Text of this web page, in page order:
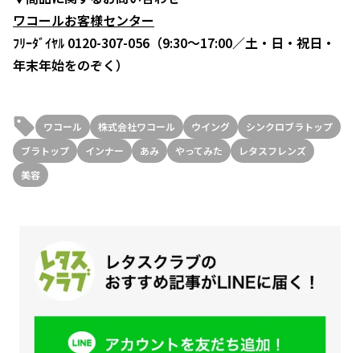
ワコールお客様センター
ﾌﾘｰﾀﾞｲﾔﾙ 0120-307-056（9:30～17:00／土・日・祝日・
年末年始をのぞく）
ワコール 株式会社ワコール ウイング
シンクロブラトップ
ブラトップ
インナー あみ やってみた
レタスフレンズ
美容